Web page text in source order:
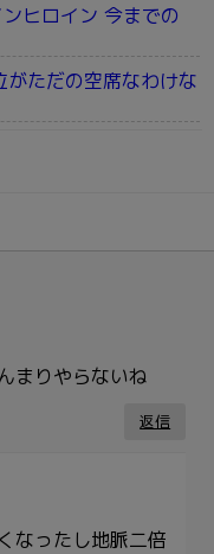
ヒロイン 今までの
がただの空席なわけな
まりやらないね
返信
なったし地脈二倍